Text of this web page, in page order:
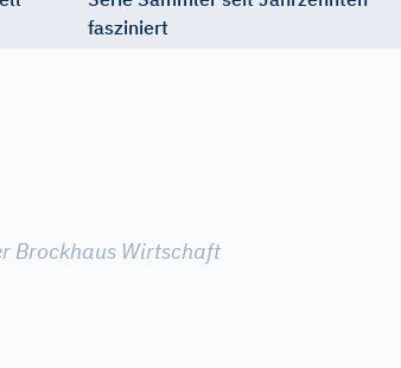
fasziniert
Brockhaus Wirtschaft